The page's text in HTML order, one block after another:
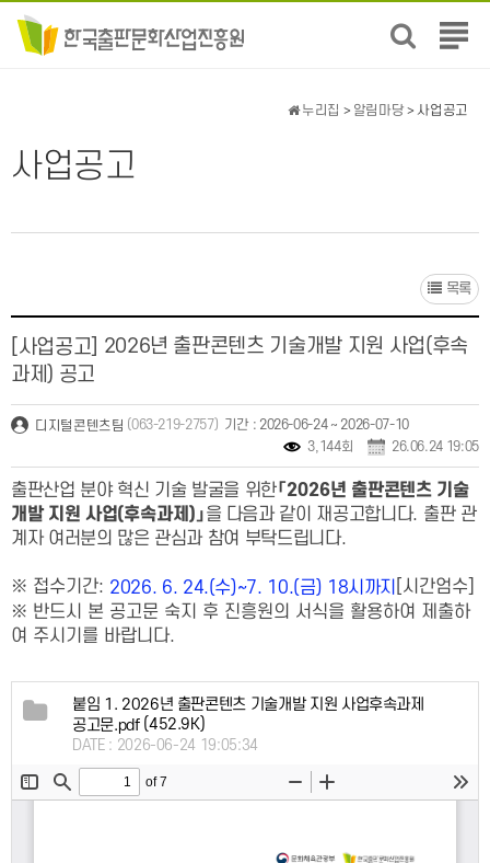
전
뉴
사업공고
누리집 > 알림마당 > 사업공고
목록
[사업공고]
2026년 출판콘텐츠 기술개발 지원 사업(후속
과제) 공고
디지털콘텐츠팀 (063-219-2757) 기간 : 2026-06-24 ~ 2026-07-10
3,144회
26.06.24 19:05
출판산업 분야 혁신 기술 발굴을 위한「 2026년 출판콘텐츠 기술
개발 지원 사업(후속과제 )」을 다음과 같이 재공고합니다. 출판 관
계자 여러분의 많은 관심과 참여 부탁드립니다.
※ 접수기간: 2026. 6. 24.(수)~7. 10.(금) 18시까지
[시간엄수]
※ 반드시 본 공고문 숙지 후 진흥원의 서식을 활용하여 제출하
여 주시기를 바랍니다.
붙임 1. 2026년 출판콘텐츠 기술개발 지원 사업후속과제
공고문.pdf(452.9K)
DATE : 2026-06-24 19:05:34